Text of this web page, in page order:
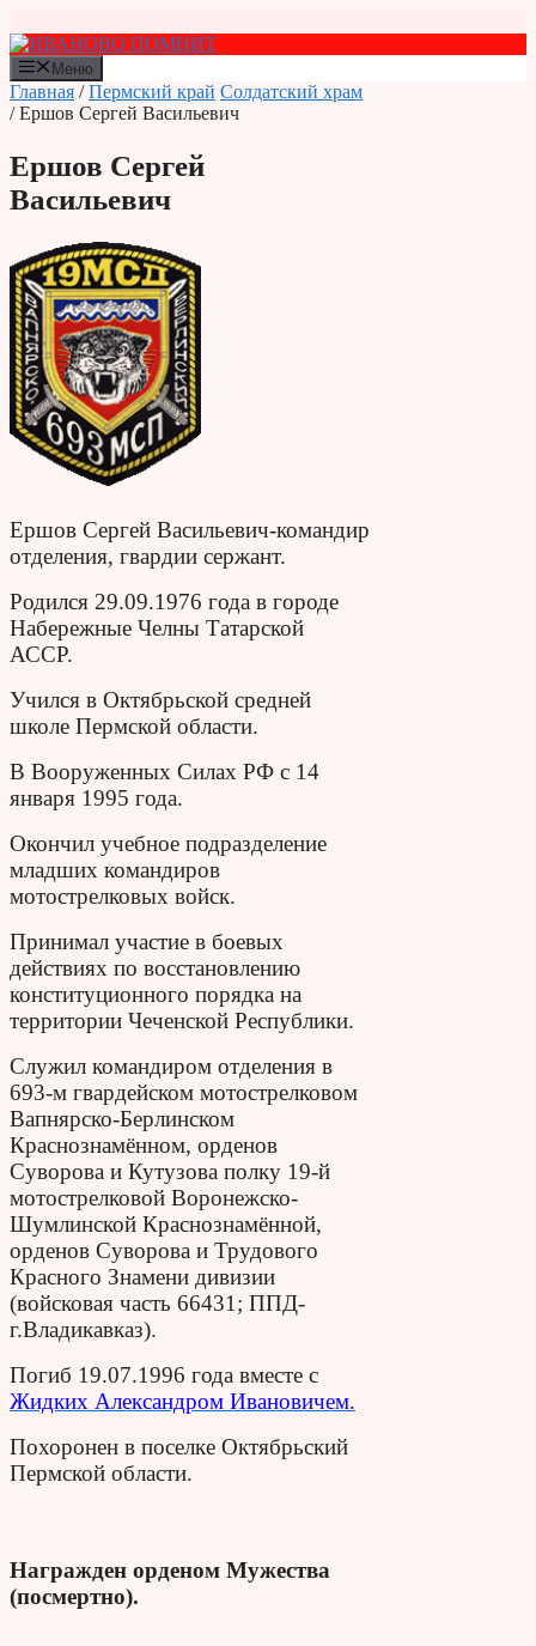
к
содержимому
Меню
Главная /Пермский край Солдатский храм
/ Ершов Сергей Васильевич
Ершов Сергей
Васильевич
Ершов Сергей Васильевич-командир
отделения, гвардии сержант.
Родился 29.09.1976 года в городе
Набережные Челны Татарской
АССР.
Учился в Октябрьской средней
школе Пермской области.
В Воо­руженных Силах РФ с 14
января 1995 года.
Окончил учебное подразделение
младших командиров
мотострелковых войск.
Принимал участие в боевых
действиях по восстановлению
конституционного порядка на
территории Чеченской Республики.
Служил командиром отделения в
693-м гвардейском мотострелковом
Вапнярско-Берлинском
Краснознамённом, орденов
Суворова и Кутузова полку 19-й
мотострелковой Воронежско-
Шумлинской Краснознамённой,
орденов Суворова и Трудового
Красного Знамени дивизии
(войсковая часть 66431; ППД-
г.Владикавказ).
Погиб 19.07.1996 года вместе с
Жидких Александром Ивановичем.
Похоронен в поселке Октябрьский
Пермской области.
Награжден орденом Мужества
(посмертно).